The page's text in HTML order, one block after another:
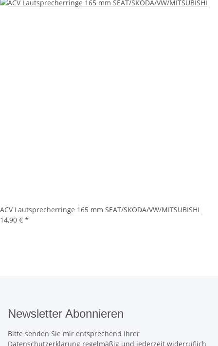
ACV Lautsprecherringe 165 mm SEAT/SKODA/VW/MITSUBISHI
14,90 € *
Newsletter Abonnieren
Bitte senden Sie mir entsprechend Ihrer
Datenschutzerklärung regelmäßig und jederzeit widerruflich